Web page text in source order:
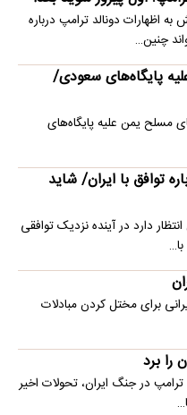
اظهارات دونالد ترامپ درباره
چنین…
پایگاه‌های سعودی/
مسلح یمن علیه پایگاه‌های
توافق با ایران/ شاید
دارد در آینده نزدیک توافقی
برای مختل کردن مبادلات
برد
ترامپ در جنگ ایران، تحولات اخیر